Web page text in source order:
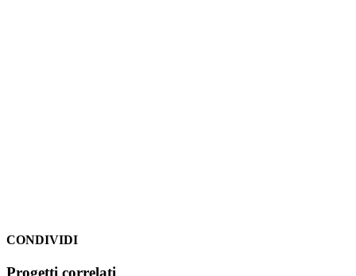
CONDIVIDI
Facebook
LinkedIn
WhatsApp
Pinterest
Email